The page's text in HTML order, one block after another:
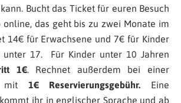
Bucht das Ticket für euren Besuch
das geht bis zu zwei Monate im
14€ für Erwachsene und 7€ für Kinder
unter 17. Für Kinder unter 10 Jahren
1€. Rechnet außerdem bei einer
mit1€ Reservierungsgebühr. Eine
ihr in englischer Sprache und ab